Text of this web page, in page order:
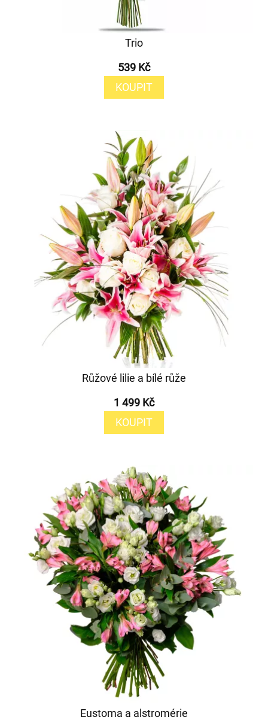
Trio
539 Kč
KOUPIT
Růžové lilie a bílé růže
1 499 Kč
KOUPIT
Eustoma a alstromérie